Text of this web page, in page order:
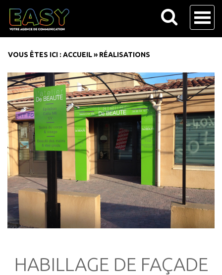
VOUS ÊTES ICI : ACCUEIL» RÉALISATIONS
HABILLAGE DE FAÇADE